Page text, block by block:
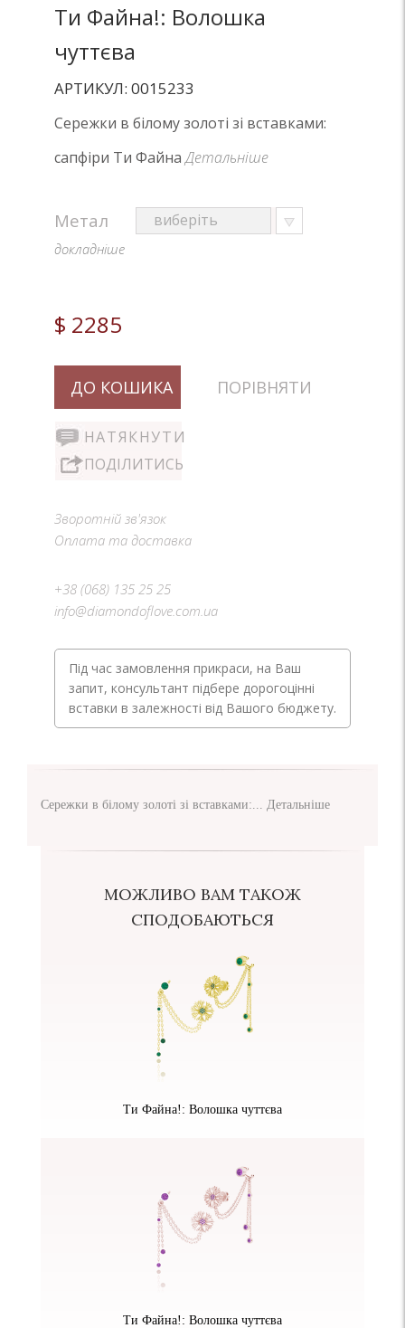
Ти Файна!: Волошка
чуттєва
АРТИКУЛ: 0015233
Сережки в білому золоті зі вставками:
сапфіри Ти ФайнаДетальніше
Метал
докладніше
$ 2285
ДО КОШИКА ПОРІВНЯТИ
НАТЯКНУТИ
ПОДІЛИТИСЬ
Зворотній зв'язок
Оплата та доставка
+38 (068) 135 25 25
info@diamondoflove.com.ua
Під час замовлення прикраси, на Ваш
запит, консультант підбере дорогоцінні
вставки в залежності від Вашого бюджету.
Сережки в білому золоті зі вставками:... Детальніше
МОЖЛИВО ВАМ ТАКОЖ
СПОДОБАЮТЬСЯ
Ти Файна!: Волошка чуттєва
Ти Файна!: Волошка чуттєва